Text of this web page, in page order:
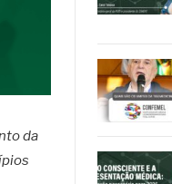
da